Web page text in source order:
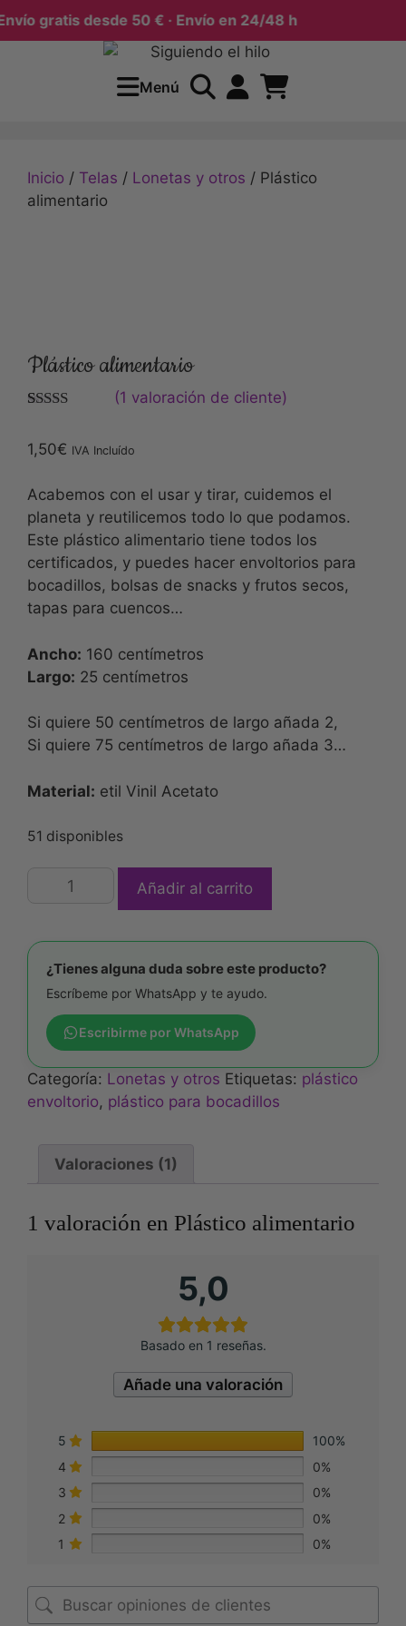
gratis desde 50 € · Envío en 24/48 h
Menú
Inicio / Telas / Lonetas y otros / Plástico
alimentario
Plástico alimentario
5 en base a
(1 valoración de cliente)
1,50€ IVA Incluído
Acabemos con el usar y tirar, cuidemos el
planeta y reutilicemos todo lo que podamos.
Este plástico alimentario tiene todos los
certificados, y puedes hacer envoltorios para
bocadillos, bolsas de snacks y frutos secos,
tapas para cuencos…
Ancho: 160 centímetros
Largo: 25 centímetros
Si quiere 50 centímetros de largo añada 2,
Si quiere 75 centímetros de largo añada 3…
Material: etil Vinil Acetato
51 disponibles
Añadir al carrito
¿Tienes alguna duda sobre este producto?
Escríbeme por WhatsApp y te ayudo.
Escribirme por WhatsApp
Categoría: Lonetas y otros Etiquetas: plástico
envoltorio, plástico para bocadillos
Valoraciones (1)
1 valoración en Plástico alimentario
5,0
Basado en 1 reseñas.
Añade una valoración
5
100%
4
0%
3
0%
2
0%
1
0%